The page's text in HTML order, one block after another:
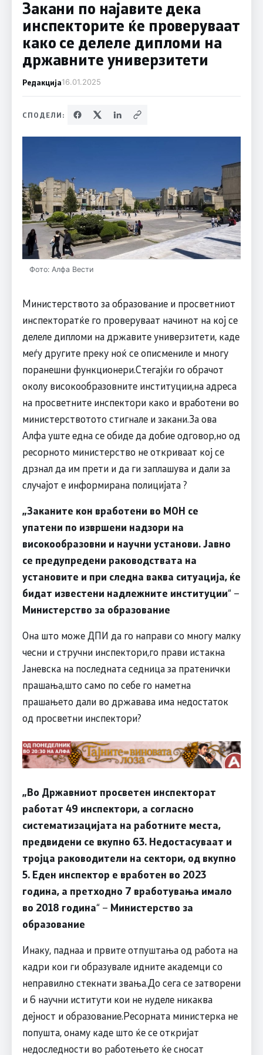
Закани по најавите дека
инспекторите ќе проверуваат
како се делеле дипломи на
државните универзитети
Редакција16.01.2025
СПОДЕЛИ:
Фото: Алфа Вести
Министерството за образование и просветниот
инспекторатќе го проверуваат начинот на кој се
делеле дипломи на државите универзитети, каде
меѓу другите преку ноќ се описмениле и многу
поранешни функционери.Стегајќи го обрачот
околу високообразовните институции,на адреса
на просветните инспектори како и вработени во
министерствотото стигнале и закани.За ова
Алфа уште една се обиде да добие одговор,но од
ресорното министерство не откриваат кој се
дрзнал да им прети и да ги заплашува и дали за
случајот е информирана полицијата ?
„Заканите кон вработени во МОН се
упатени по извршени надзори на
високообразовни и научни установи. Јавно
се предупредени раководствата на
установите и при следна ваква ситуација, ќе
бидат известени надлежните институции“ –
Министерство за образование
Она што може ДПИ да го направи со многу малку
чесни и стручни инспектори,го прави истакна
Јаневска на последната седница за пратенички
прашања,што само по себе го наметна
прашањето дали во државава има недостаток
од просветни инспектори?
„Во Државниот просветен инспекторат
работат 49 инспектори, а согласно
систематизацијата на работните места,
предвидени се вкупно 63. Недостасуваат и
тројца раководители на сектори, од вкупно
5. Еден инспектор е вработен во 2023
година, а претходно 7 вработувања имало
во 2018 година“ – Министерство за
образование
Инаку, паднаа и првите отпуштања од работа на
кадри кои ги образувале идните академци со
неправилно стекнати звања.До сега се затворени
и 6 научни иститути кои не нуделе никаква
дејност и образование.Ресорната министерка не
попушта, онаму каде што ќе се откријат
недоследности во работењето ќе сносат